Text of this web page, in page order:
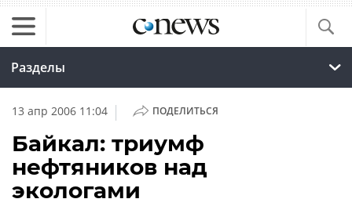
Разделы
13 апр 2006 11:04 | ПОДЕЛИТЬСЯ
Байкал: триумф
нефтяников над
экологами